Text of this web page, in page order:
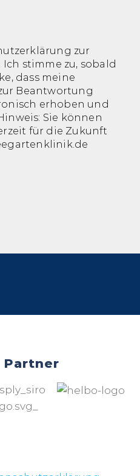
zur
stimme zu, sobald
dass meine
Beantwortung
erhoben und
Sie können
für die Zukunft
Partner